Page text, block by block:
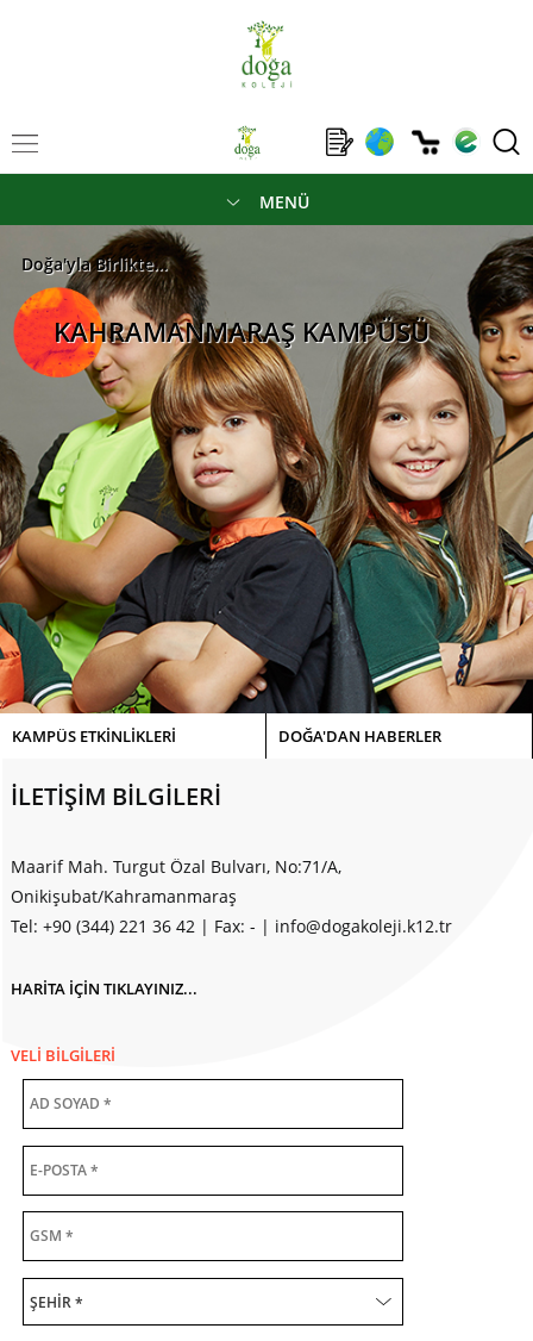
MENÜ
Doğa'yla Birlikte...
KAHRAMANMARAŞ KAMPÜSÜ
KAMPÜS ETKİNLİKLERİ DOĞA'DAN HABERLER
İLETİŞİM BİLGİLERİ
Maarif Mah. Turgut Özal Bulvarı, No:71/A,
Onikişubat/Kahramanmaraş
Tel: +90 (344) 221 36 42 | Fax: - | info@dogakoleji.k12.tr
HARİTA İÇİN TIKLAYINIZ...
VELİ BİLGİLERİ